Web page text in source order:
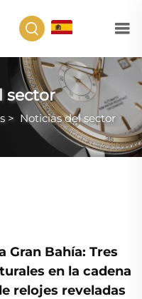
sector
> Noticias del sector
Gran Bahía: Tres
en la cadena
relojes reveladas